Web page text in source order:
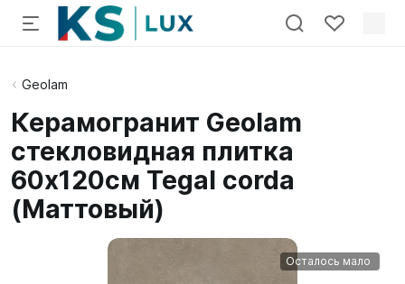
Geolam
Керамогранит Geolam
стекловидная плитка
60х120см Tegal corda
(Маттовый)
Осталось мало